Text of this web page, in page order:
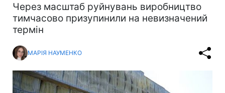
Через масштаб руйнувань виробництво
тимчасово призупинили на невизначений
термін
МАРІЯ НАУМЕНКО